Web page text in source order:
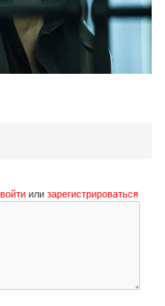
войти или зарегистрироваться